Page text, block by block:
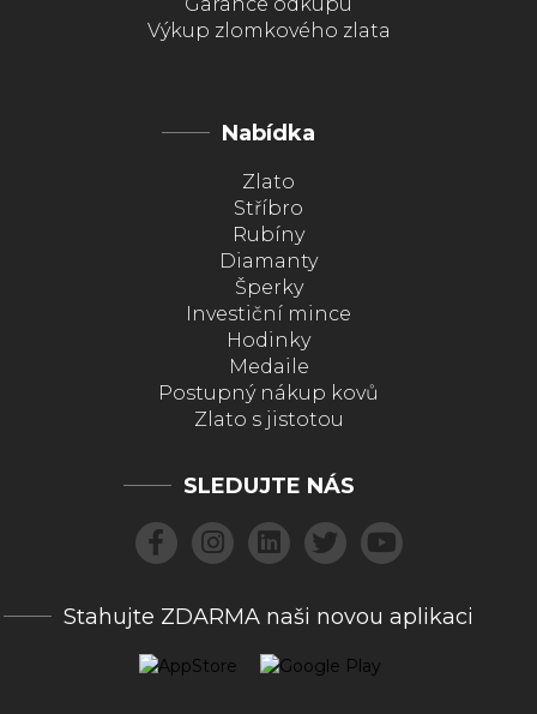
Výkup zlomkového zlata
Nabídka
Zlato
Stříbro
Rubíny
Diamanty
Šperky
Investiční mince
Hodinky
Medaile
Postupný nákup kovů
Zlato s jistotou
SLEDUJTE NÁS
Stahujte ZDARMA naši novou aplikaci